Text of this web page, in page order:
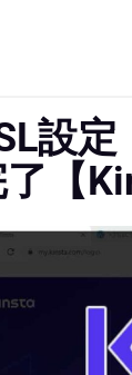
設
了【